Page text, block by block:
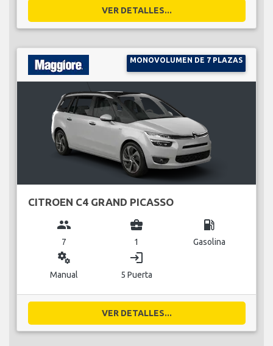
VER DETALLES...
MONOVOLUMEN DE 7 PLAZAS
CITROEN C4 GRAND PICASSO
group
7
business_center
1
local_gas_station
Gasolina
miscellaneous_services
Manual
login
5 Puerta
VER DETALLES...